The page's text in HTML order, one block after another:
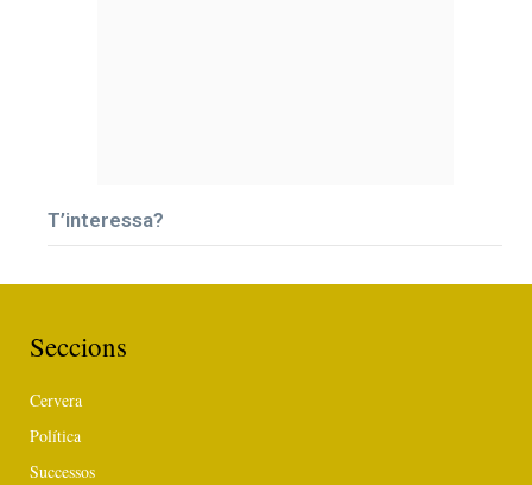
T’interessa?
Seccions
Cervera
Política
Successos